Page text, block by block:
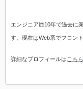
エンジニア歴10年で過去に
す。現在はWeb系でフロン
詳細なプロフィールは こちら